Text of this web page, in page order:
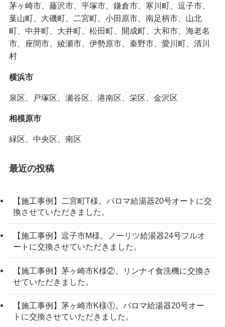
茅ヶ崎市、藤沢市、平塚市、鎌倉市、寒川町、逗子市、
葉山町、大磯町、二宮町、小田原市、南足柄市、山北
町、中井町、大井町、松田町、開成町、大和市、海老名
市、座間市、綾瀬市、伊勢原市、秦野市、愛川町、清川
村
横浜市
泉区、戸塚区、瀬谷区、港南区、栄区、金沢区
相模原市
緑区、中央区、南区
最近の投稿
【施工事例】二宮町T様。パロマ給湯器20号オートに交
換させていただきました。
【施工事例】逗子市M様。ノーリツ給湯器24号フルオ
ートに交換させていただきました。
【施工事例】茅ヶ崎市K様②。リンナイ食洗機に交換さ
せていただきました。
【施工事例】茅ヶ崎市K様①。パロマ給湯器20号オー
トに交換させていただきました。